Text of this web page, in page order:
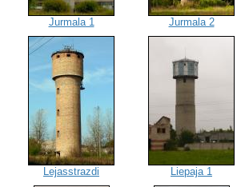
Jurmala 1 Jurmala 2
Lejasstrazdi Liepaja 1